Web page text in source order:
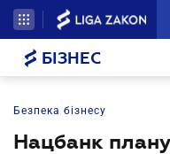
БІЗНЕС
Безпека бізнесу
Нацбанк